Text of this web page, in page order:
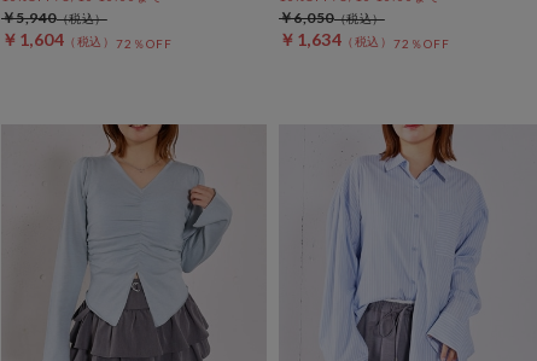
￥1,604 72％OFF
￥5,940
￥1,634 72％OFF
￥6,050